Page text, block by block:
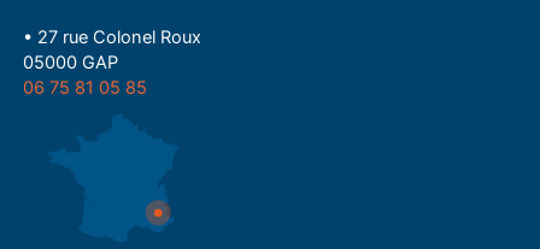
• 27 rue Colonel Roux
05000 GAP
06 75 81 05 85